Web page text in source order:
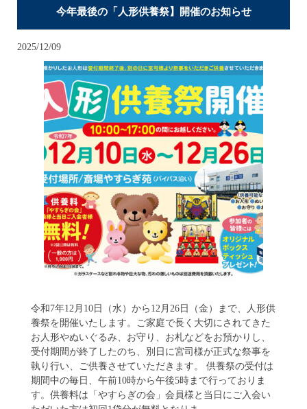
今年最後の「人形供養祭】開催のお知らせ
2025/12/09
令和7年12月10日（水）から12月26日（金）まで、人形供
養祭を開催いたします。ご家庭で長く大切にされてきた
お人形やぬいぐるみ、お守り、お札などをお預かりし、
受付期間が終了したのち、別日に宮司様が正式な祭事を
執り行い、ご供養させていただきます。 供養祭の受付は
期間中の毎日、午前10時から午後5時まで行っておりま
す。供養料は「やすらぎの会」会員様と当日にご入会い